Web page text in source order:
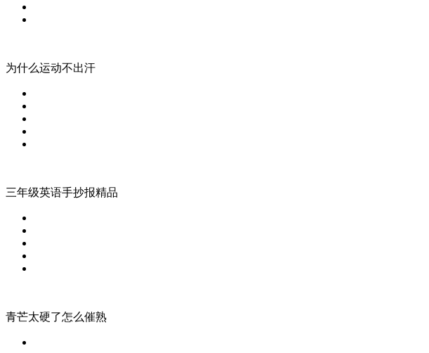
为什么运动不出汗
三年级英语手抄报精品
青芒太硬了怎么催熟